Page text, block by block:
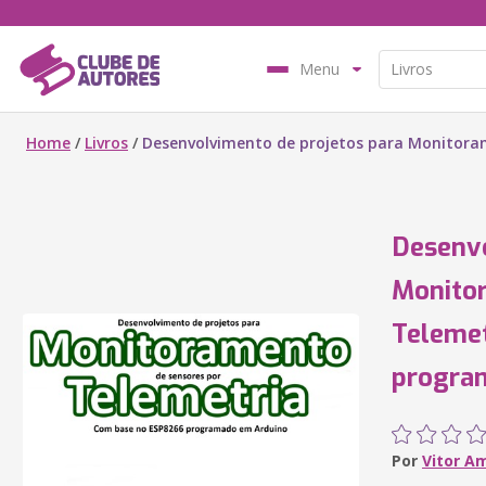
Menu
Home / Livros / Desenvolvimento de projetos para
Por Vitor